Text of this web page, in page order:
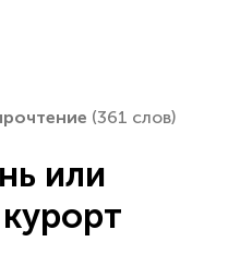
(361 слов)
или